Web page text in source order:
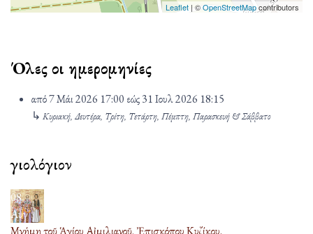
Leaflet | ©OpenStreetMapcontributors
Όλες οι ημερομηνίες
από7 Μάι 2026 17:00 εώς31 Ιουλ 2026 18:15
↳ Κυριακή, Δευτέρα, Τρίτη, Τετάρτη, Πέμπτη, Παρασκευή & Σάββατο
Ἁγιολόγιον
08
Αυγ
Μνήμη τοῦ Ἁγίου Αἰμιλιανοῦ, Ἐπισκόπου Κυζίκου.